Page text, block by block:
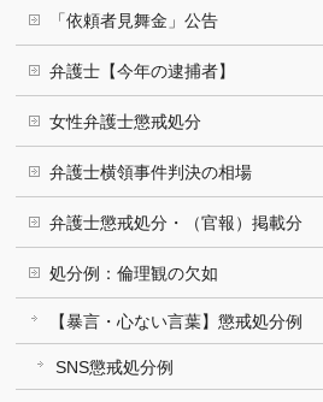
「依頼者見舞金」公告
弁護士【今年の逮捕者】
女性弁護士懲戒処分
弁護士横領事件判決の相場
弁護士懲戒処分・（官報）掲載分
処分例：倫理観の欠如
【暴言・心ない言葉】懲戒処分例
SNS懲戒処分例